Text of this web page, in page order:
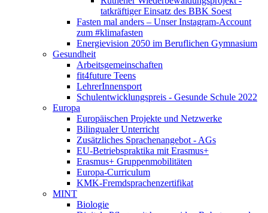
tatkräftiger Einsatz des BBK Soest
Fasten mal anders – Unser Instagram-Account
zum #klimafasten
Energievision 2050 im Beruflichen Gymnasium
Gesundheit
Arbeitsgemeinschaften
fit4future Teens
LehrerInnensport
Schulentwicklungspreis - Gesunde Schule 2022
Europa
Europäischen Projekte und Netzwerke
Bilingualer Unterricht
Zusätzliches Sprachenangebot - AGs
EU-Betriebspraktika mit Erasmus+
Erasmus+ Gruppenmobilitäten
Europa-Curriculum
KMK-Fremdsprachenzertifikat
MINT
Biologie